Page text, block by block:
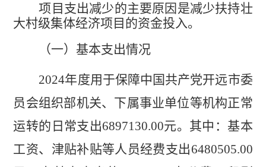
项目支出减少的主要原因是减少扶持壮
大村级集体经济项目的资金投入。
（一）基本支出情况
2024年度用于保障中国共产党开远市委
员会组织部机关、下属事业单位等机构正常
运转的日常支出6897130.00元。 其中： 基本
工资、津贴补贴等人员经费支出6480505.00